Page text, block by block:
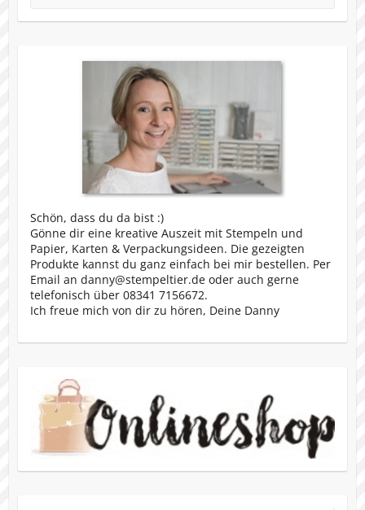
Schön, dass du da bist :)
Gönne dir eine kreative Auszeit mit Stempeln und
Papier, Karten & Verpackungsideen. Die gezeigten
Produkte kannst du ganz einfach bei mir bestellen. Per
Email an danny@stempeltier.de oder auch gerne
telefonisch über 08341 7156672.
Ich freue mich von dir zu hören, Deine Danny